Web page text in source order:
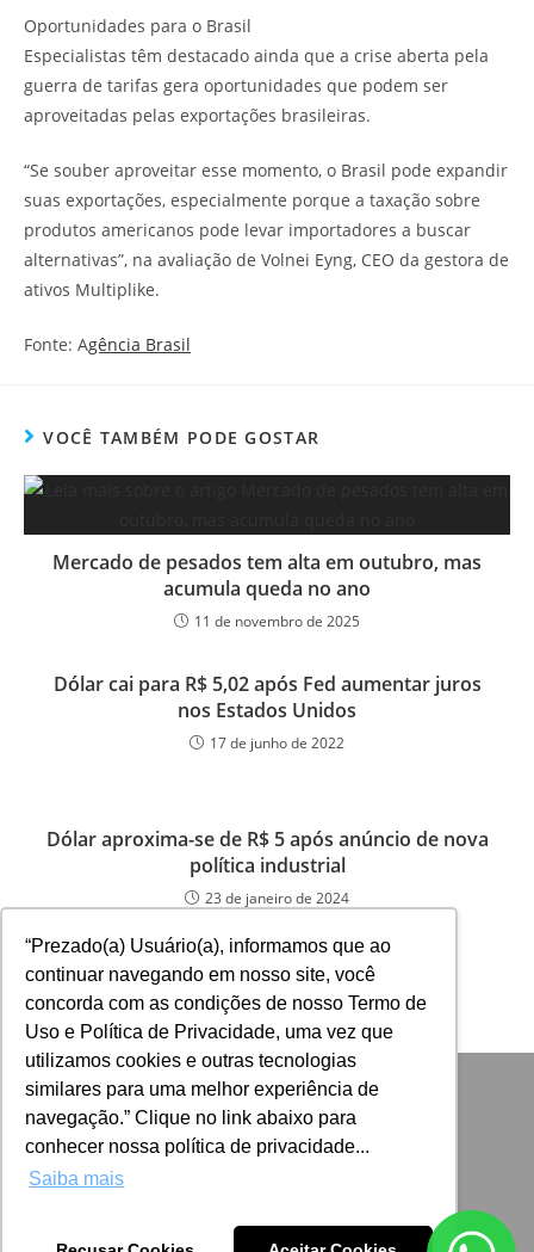
“Prezado(a) Usuário(a), informamos que ao
continuar navegando em nosso site, você
concorda com as condições de nosso Termo de
Uso e Política de Privacidade, uma vez que
utilizamos cookies e outras tecnologias
similares para uma melhor experiência de
navegação.” Clique no link abaixo para
conhecer nossa política de privacidade...
Saiba mais
Oportunidades para o Brasil
Especialistas têm destacado ainda que a crise aberta pela
guerra de tarifas gera oportunidades que podem ser
aproveitadas pelas exportações brasileiras.
“Se souber aproveitar esse momento, o Brasil pode expandir
suas exportações, especialmente porque a taxação sobre
produtos americanos pode levar importadores a buscar
alternativas”, na avaliação de Volnei Eyng, CEO da gestora de
ativos Multiplike.
Fonte: Agência Brasil
VOCÊ TAMBÉM PODE GOSTAR
Mercado de pesados tem alta em outubro, mas
acumula queda no ano
11 de novembro de 2025
Dólar cai para R$ 5,02 após Fed aumentar juros
nos Estados Unidos
17 de junho de 2022
Dólar aproxima-se de R$ 5 após anúncio de nova
política industrial
23 de janeiro de 2024